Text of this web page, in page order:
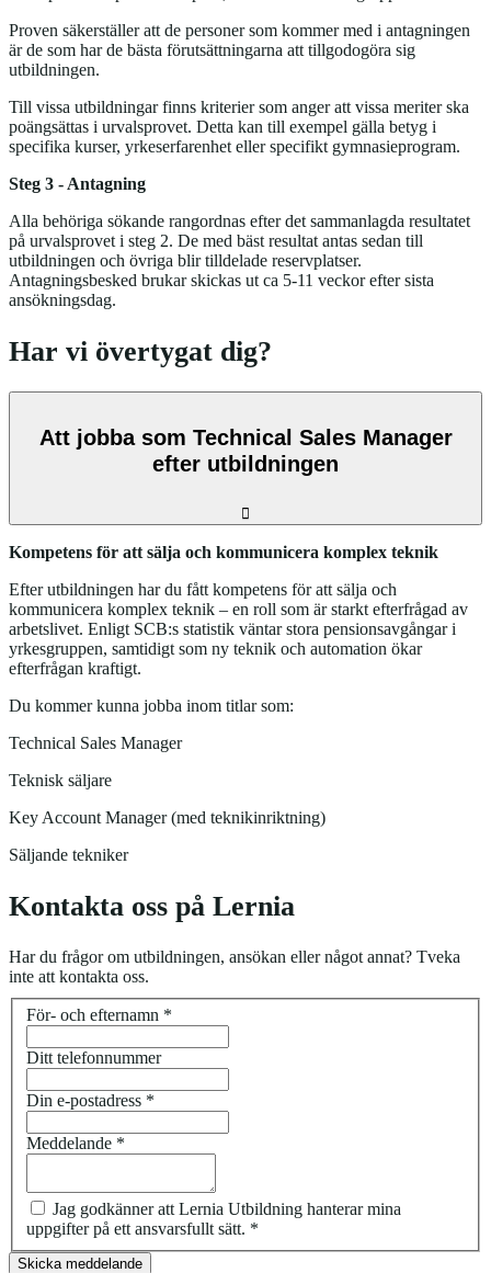
Proven säkerställer att de personer som kommer med i antagningen
är de som har de bästa förutsättningarna att tillgodogöra sig
utbildningen.
Till vissa utbildningar finns kriterier som anger att vissa meriter ska
poängsättas i urvalsprovet. Detta kan till exempel gälla betyg i
specifika kurser, yrkeserfarenhet eller specifikt gymnasieprogram.
Steg 3 - Antagning
Alla behöriga sökande rangordnas efter det sammanlagda resultatet
på urvalsprovet i steg 2. De med bäst resultat antas sedan till
utbildningen och övriga blir tilldelade reservplatser.
Antagningsbesked brukar skickas ut ca 5-11 veckor efter sista
ansökningsdag.
Har vi övertygat dig?
Att jobba som Technical Sales Manager
efter utbildningen
Kompetens för att sälja och kommunicera komplex teknik
Efter utbildningen har du fått kompetens för att sälja och
kommunicera komplex teknik – en roll som är starkt efterfrågad av
arbetslivet. Enligt SCB:s statistik väntar stora pensionsavgångar i
yrkesgruppen, samtidigt som ny teknik och automation ökar
efterfrågan kraftigt.
Du kommer kunna jobba inom titlar som:
Technical Sales Manager
Teknisk säljare
Key Account Manager (med teknikinriktning)
Säljande tekniker
Kontakta oss på Lernia
Har du frågor om utbildningen, ansökan eller något annat? Tveka
inte att kontakta oss.
För- och efternamn *
Ditt telefonnummer
Din e-postadress *
Meddelande *
Jag godkänner att Lernia Utbildning hanterar mina
uppgifter på ett ansvarsfullt sätt. *